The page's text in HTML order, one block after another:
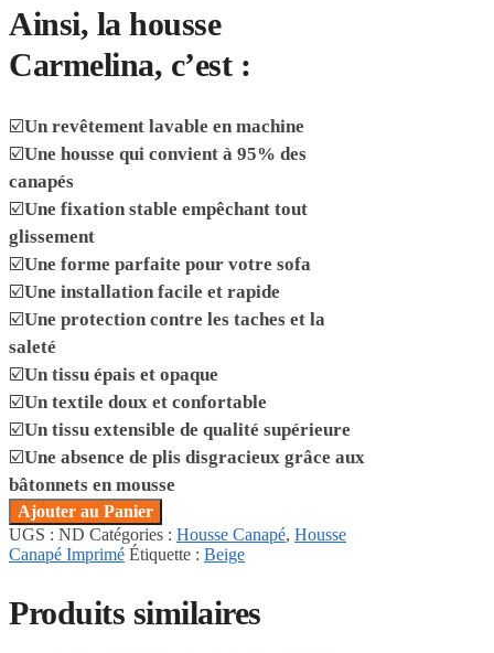
Ainsi, la housse
Carmelina, c’est :
☑️Un revêtement lavable en machine
☑️Une housse qui convient à 95% des
canapés
☑️Une fixation stable empêchant tout
glissement
☑️Une forme parfaite pour votre sofa
☑️Une installation facile et rapide
☑️Une protection contre les taches et la
saleté
☑️Un tissu épais et opaque
☑️Un textile doux et confortable
☑️Un tissu extensible de qualité supérieure
☑️Une absence de plis disgracieux grâce aux
bâtonnets en mousse
Ajouter au Panier
UGS : ND Catégories : Housse Canapé, Housse
Canapé Imprimé Étiquette : Beige
Produits similaires